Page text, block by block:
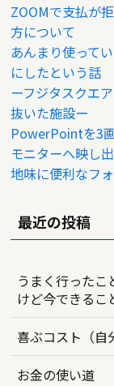
ZOOMで支払が
方について
あんまり使って
にしたという話
ーフジタスクエ
抜いた施設ー
PowerPointを3
モニターへ映し
地味に便利なフ
最近の投稿
うまく行った
けど今できるこ
喜ぶコスト（自
お金の使い道